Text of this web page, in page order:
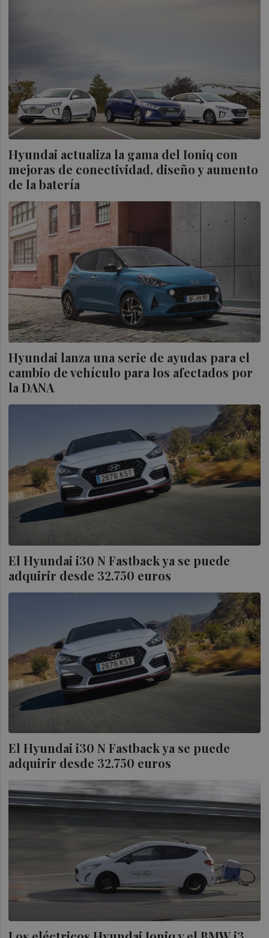
Hyundai actualiza la gama del Ioniq con
mejoras de conectividad, diseño y aumento
de la batería
Hyundai lanza una serie de ayudas para el
cambio de vehículo para los afectados por
la DANA
El Hyundai i30 N Fastback ya se puede
adquirir desde 32.750 euros
El Hyundai i30 N Fastback ya se puede
adquirir desde 32.750 euros